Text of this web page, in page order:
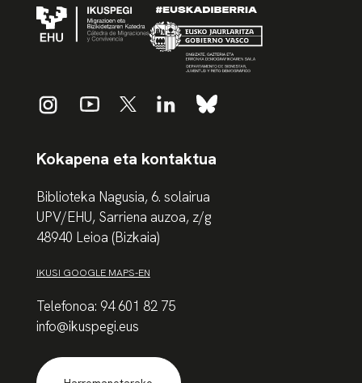
Kokapena eta kontaktua
Biblioteka Nagusia, 6. solairua
UPV/EHU, Sarriena auzoa, z/g
48940 Leioa (Bizkaia)
IKUSI GOOGLE MAPS-EN
Telefonoa: 94 601 82 75
info@ikuspegi.eus